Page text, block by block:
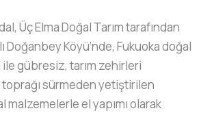
Üç Elma Doğal Tarım tarafından
Doğanbey Köyü’nde, Fukuoka doğal
gübresiz, tarım zehirleri
toprağı sürmeden yetiştirilen
malzemelerle el yapımı olarak